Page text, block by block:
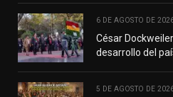
6 DE AGOSTO DE
César
desarrollo del
5 DE AGOSTO DE